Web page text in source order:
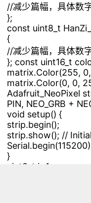
//减少篇幅，具体数
};
const uint8_t
{
//减少篇幅，具体数
}; const uint16_t
matrix.Color(255,
matrix.Color(0, 0,
Adafruit_NeoPixel
PIN, NEO_GRB +
void setup() {
strip.begin();
strip.show(); //
}
uint8_t i=1;